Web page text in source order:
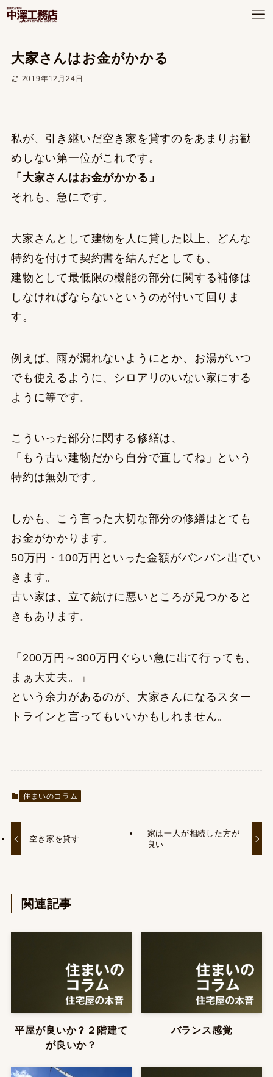
大家さんはお金がかかる
2019年12月24日
私が、引き継いだ空き家を貸すのをあまりお勧
めしない第一位がこれです。
「大家さんはお金がかかる」
それも、急にです。
大家さんとして建物を人に貸した以上、どんな
特約を付けて契約書を結んだとしても、
建物として最低限の機能の部分に関する補修は
しなければならないというのが付いて回りま
す。
例えば、雨が漏れないようにとか、お湯がいつ
でも使えるように、シロアリのいない家にする
ように等です。
こういった部分に関する修繕は、
「もう古い建物だから自分で直してね」という
特約は無効です。
しかも、こう言った大切な部分の修繕はとても
お金がかかります。
50万円・100万円といった金額がバンバン出てい
きます。
古い家は、立て続けに悪いところが見つかると
きもあります。
「200万円～300万円ぐらい急に出て行っても、
まぁ大丈夫。」
という余力があるのが、大家さんになるスター
トラインと言ってもいいかもしれません。
住まいのコラム
空き家を貸す
家は一人が相続した方が
良い
関連記事
平屋が良いか？２階建て
が良いか？
バランス感覚